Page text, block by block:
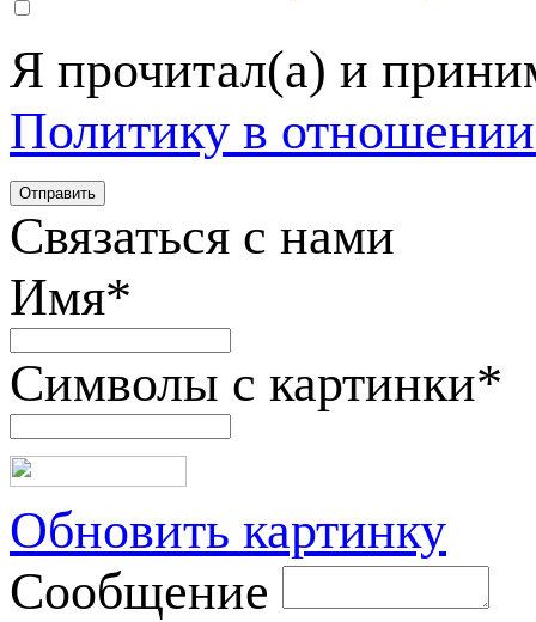
Я прочитал(а) и
Политику в
Связаться с нами
Имя*
Символы с картинки*
Обновить картинку
Сообщение